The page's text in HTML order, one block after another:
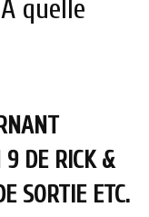
quelle
9 DE RICK &
SORTIE ETC.